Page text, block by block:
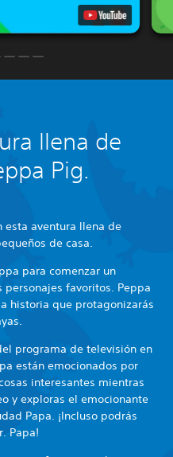
llena de
Pig.
esta aventura llena de
de casa.
para comenzar un
favoritos. Peppa
historia que protagonizarás
programa de televisión en
están emocionados por
interesantes mientras
y exploras el emocionante
Papa. ¡Incluso podrás
Papa!